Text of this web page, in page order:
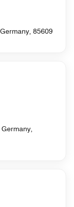
85609